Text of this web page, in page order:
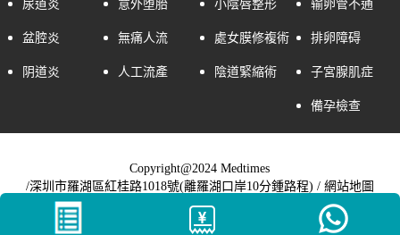
尿道炎
盆腔炎
阴道炎
意外堕胎
無痛人流
人工流產
小陰唇整形
處女膜修複術
陰道緊縮術
输卵管不通
排卵障碍
子宮腺肌症
備孕檢查
Copyright@2024 Medtimes
/深圳市羅湖區紅桂路1018號(離羅湖口岸10分鍾路程) / 網站地圖